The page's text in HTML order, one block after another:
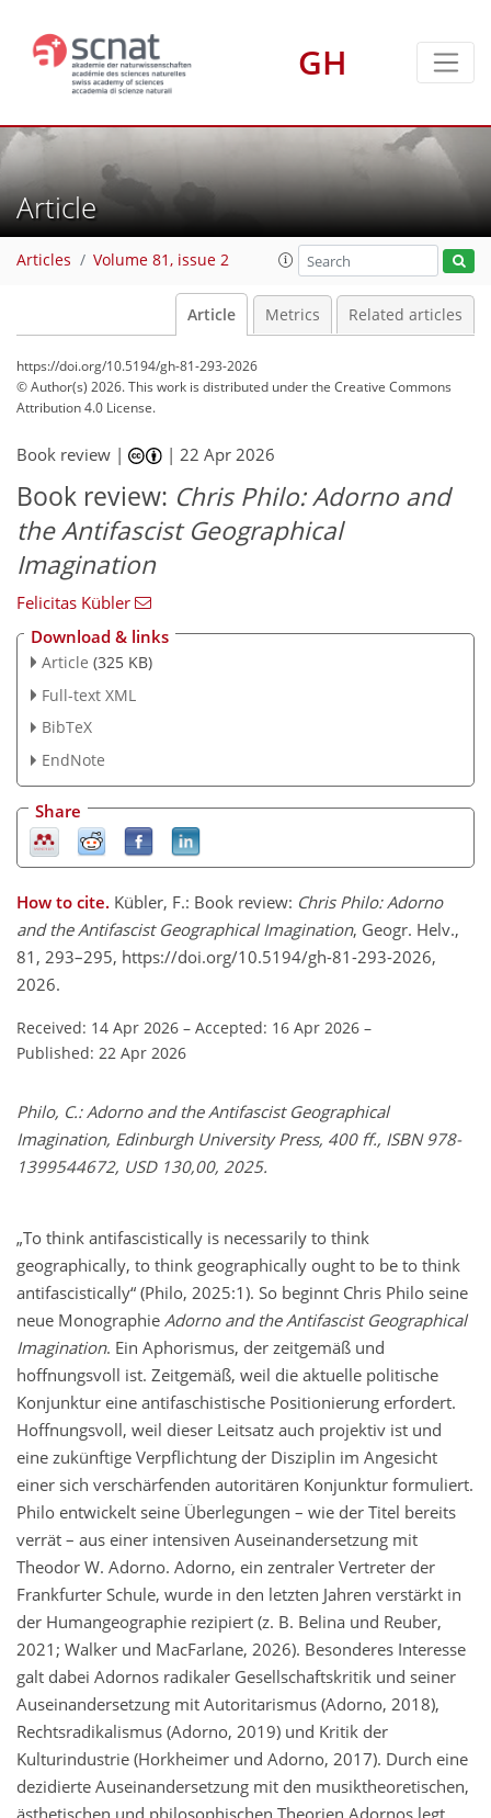
GH
Article
Articles Volume 81, issue 2
Article Metrics Related articles
https://doi.org/10.5194/gh-81-293-2026
© Author(s) 2026. This work is distributed underthe Creative Commons
Attribution 4.0 License.
Book review | |22 Apr 2026
Book review: Chris Philo: Adorno and
the Antifascist Geographical
Imagination
Felicitas Kübler
Download & links
Article (325 KB)
Full-text XML
BibTeX
EndNote
Share
How to cite. Kübler, F.: Book review: Chris Philo: Adorno
and the Antifascist Geographical Imagination, Geogr. Helv.,
81, 293–295, https://doi.org/10.5194/gh-81-293-2026,
2026.
Received: 14 Apr 2026 – Accepted: 16 Apr 2026 –
Published: 22 Apr 2026
Philo, C.: Adorno and the Antifascist Geographical
Imagination, Edinburgh University Press, 400 ff., ISBN 978-
1399544672, USD 130,00, 2025.
„To think antifascistically is necessarily to think
geographically, to think geographically ought to be to think
antifascistically“ (Philo, 2025:1). So beginnt Chris Philo seine
neue Monographie Adorno and the Antifascist Geographical
Imagination. Ein Aphorismus, der zeitgemäß und
hoffnungsvoll ist. Zeitgemäß, weil die aktuelle politische
Konjunktur eine antifaschistische Positionierung erfordert.
Hoffnungsvoll, weil dieser Leitsatz auch projektiv ist und
eine zukünftige Verpflichtung der Disziplin im Angesicht
einer sich verschärfenden autoritären Konjunktur formuliert.
Philo entwickelt seine Überlegungen – wie der Titel bereits
verrät – aus einer intensiven Auseinandersetzung mit
Theodor W. Adorno. Adorno, ein zentraler Vertreter der
Frankfurter Schule, wurde in den letzten Jahren verstärkt in
der Humangeographie rezipiert (z. B. Belina und Reuber,
2021; Walker und MacFarlane, 2026). Besonderes Interesse
galt dabei Adornos radikaler Gesellschaftskritik und seiner
Auseinandersetzung mit Autoritarismus (Adorno, 2018),
Rechtsradikalismus (Adorno, 2019) und Kritik der
Kulturindustrie (Horkheimer und Adorno, 2017). Durch eine
dezidierte Auseinandersetzung mit den musiktheoretischen,